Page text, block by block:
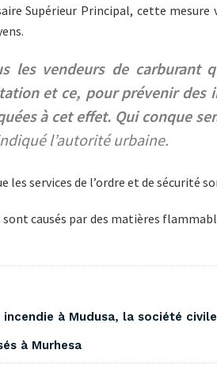
Supérieur Principal, cette
les vendeurs de carburant
et ce, pour prévenir
à cet effet. Qui conque
l’autorité urbaine.
les services de l’ordre et de
sont causés par des matières
à Mudusa, la société
à Murhesa